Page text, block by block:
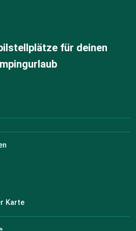
für deinen
Karte